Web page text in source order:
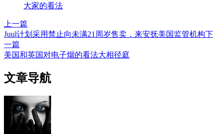
大家的看法
上一篇
Juul计划采用禁止向未满21周岁售卖，来安抚美国监管机构下
一篇
美国和英国对电子烟的看法大相径庭
文章导航